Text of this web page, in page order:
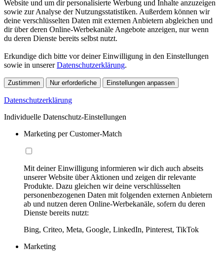
Website und um dir personalisierte Werbung und Inhalte anzuzeigen
sowie zur Analyse der Nutzungsstatistiken. Außerdem können wir
deine verschlüsselten Daten mit externen Anbietern abgleichen und
dir über deren Online-Werbekanäle Angebote anzeigen, nur wenn
du deren Dienste bereits selbst nutzt.
Erkundige dich bitte vor deiner Einwilligung in den Einstellungen
sowie in unsererDatenschutzerklärung.
Zustimmen Nur erforderliche Einstellungen anpassen
Datenschutzerklärung
Individuelle Datenschutz-Einstellungen
Marketing per Customer-Match
Mit deiner Einwilligung informieren wir dich auch abseits
unserer Website über Aktionen und zeigen dir relevante
Produkte. Dazu gleichen wir deine verschlüsselten
personenbezogenen Daten mit folgenden externen Anbietern
ab und nutzen deren Online-Werbekanäle, sofern du deren
Dienste bereits nutzt:
Bing, Criteo, Meta, Google, LinkedIn, Pinterest, TikTok
Marketing